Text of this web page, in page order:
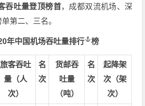
吞吐量登顶榜首，成都双流机场、深
第二、三名。
年中国机场吞吐量排行 榜
旅客吞吐
量（人
次）
名
次
货邮吞
吐量
（吨）
名
次
起降架
次（架
次）